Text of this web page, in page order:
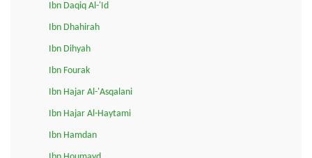
Ibn Daqiq Al-'Id
Ibn Dhahirah
Ibn Dihyah
Ibn Fourak
Ibn Hajar Al-'Asqalani
Ibn Hajar Al-Haytami
Ibn Hamdan